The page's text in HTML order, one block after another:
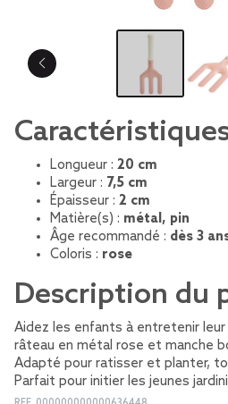
Longueur : 20 cm
Largeur : 7,5 cm
Épaisseur : 2 cm
Matière(s) : métal, pin
Âge recommandé : dès 3
Coloris : rose
Description du
Aidez les enfants à entretenir
râteau en métal rose et manche
Adapté pour ratisser et planter,
Parfait pour initier les jeunes